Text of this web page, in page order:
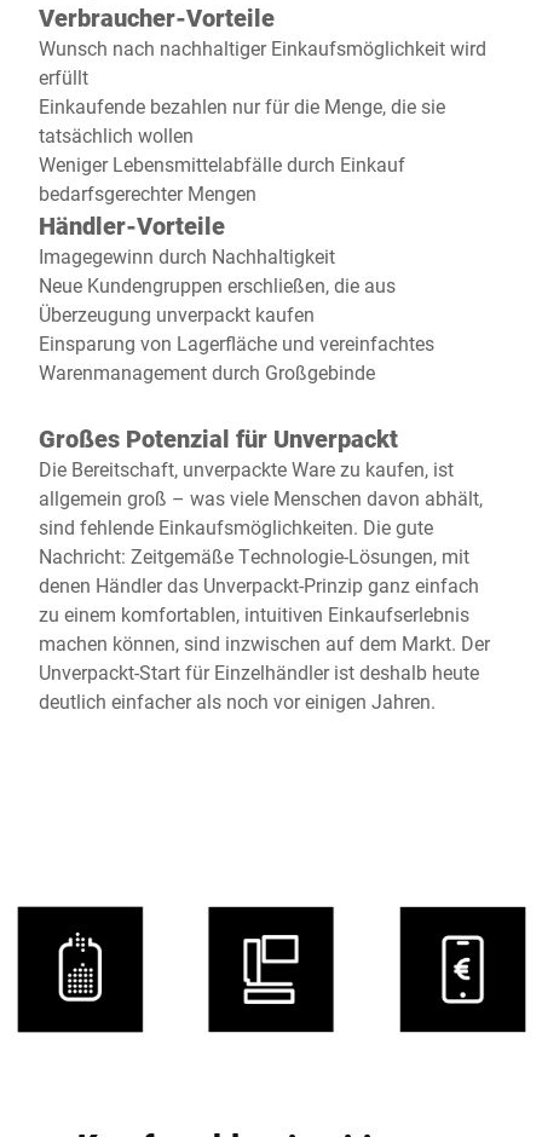
Verbraucher-Vorteile
Wunsch nach nachhaltiger Einkaufsmöglichkeit wird
erfüllt
Einkaufende bezahlen nur für die Menge, die sie
tatsächlich wollen
Weniger Lebensmittelabfälle durch Einkauf
bedarfsgerechter Mengen
Händler-Vorteile
Imagegewinn durch Nachhaltigkeit
Neue Kundengruppen erschließen, die aus
Überzeugung unverpackt kaufen
Einsparung von Lagerfläche und vereinfachtes
Warenmanagement durch Großgebinde
Großes Potenzial für Unverpackt
Die Bereitschaft, unverpackte Ware zu kaufen, ist
allgemein groß – was viele Menschen davon abhält,
sind fehlende Einkaufsmöglichkeiten. Die gute
Nachricht: Zeitgemäße Technologie-Lösungen, mit
denen Händler das Unverpackt-Prinzip ganz einfach
zu einem komfortablen, intuitiven Einkaufserlebnis
machen können, sind inzwischen auf dem Markt. Der
Unverpackt-Start für Einzelhändler ist deshalb heute
deutlich einfacher als noch vor einigen Jahren.